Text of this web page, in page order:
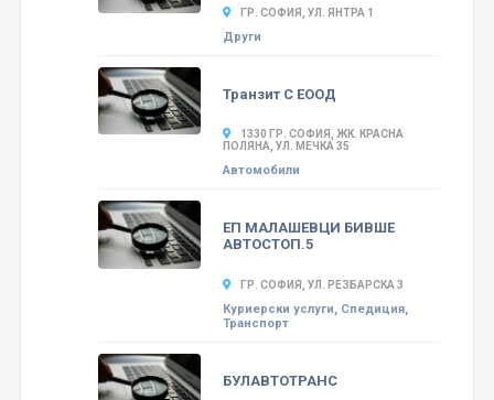
ГР. СОФИЯ, УЛ. ЯНТРА 1
Други
Транзит С ЕООД
1330 ГР. СОФИЯ, ЖК. КРАСНА
ПОЛЯНА, УЛ. МЕЧКА 35
Автомобили
ЕП МАЛАШЕВЦИ БИВШЕ
АВТОСТОП.5
ГР. СОФИЯ, УЛ. РЕЗБАРСКА 3
Куриерски услуги, Спедиция,
Транспорт
БУЛАВТОТРАНС